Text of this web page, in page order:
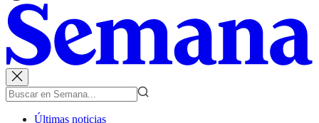
Últimas noticias